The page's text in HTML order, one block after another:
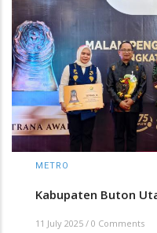
METRO
Kabupaten Buton
11 July 2025 / 0 Comments